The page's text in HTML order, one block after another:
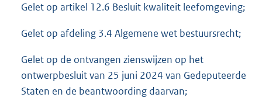
Gelet op artikel 12.6 Besluit kwaliteit leefomgeving;
Gelet op afdeling 3.4 Algemene wet bestuursrecht;
Gelet op de ontvangen zienswijzen op het
ontwerpbesluit van 25 juni 2024 van Gedeputeerde
Staten en de beantwoording daarvan;